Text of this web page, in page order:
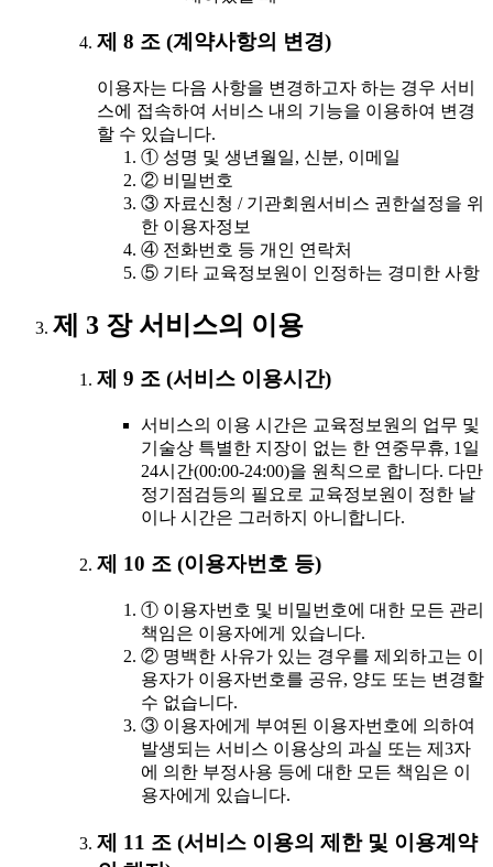
제 8 조 (계약사항의 변경)
이용자는 다음 사항을 변경하고자 하는 경우 서비
스에 접속하여 서비스 내의 기능을 이용하여 변경
할 수 있습니다.
① 성명 및 생년월일, 신분, 이메일
② 비밀번호
③ 자료신청 / 기관회원서비스 권한설정을 위
한 이용자정보
④ 전화번호 등 개인 연락처
⑤ 기타 교육정보원이 인정하는 경미한 사항
제 3 장 서비스의 이용
제 9 조 (서비스 이용시간)
서비스의 이용 시간은 교육정보원의 업무 및
기술상 특별한 지장이 없는 한 연중무휴, 1일
24시간(00:00-24:00)을 원칙으로 합니다. 다만
정기점검등의 필요로 교육정보원이 정한 날
이나 시간은 그러하지 아니합니다.
제 10 조 (이용자번호 등)
① 이용자번호 및 비밀번호에 대한 모든 관리
책임은 이용자에게 있습니다.
② 명백한 사유가 있는 경우를 제외하고는 이
용자가 이용자번호를 공유, 양도 또는 변경할
수 없습니다.
③ 이용자에게 부여된 이용자번호에 의하여
발생되는 서비스 이용상의 과실 또는 제3자
에 의한 부정사용 등에 대한 모든 책임은 이
용자에게 있습니다.
제 11 조 (서비스 이용의 제한 및 이용계약